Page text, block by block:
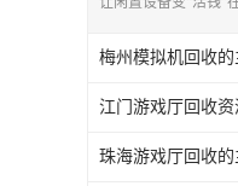
梅州模拟机回收
江门游戏厅回收资
珠海游戏厅回收